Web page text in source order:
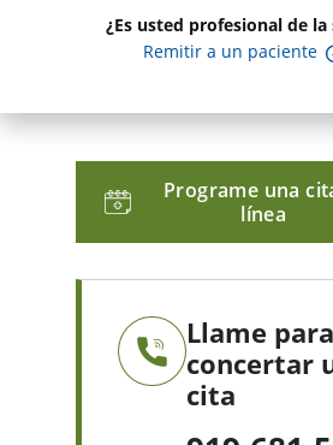
¿Es usted profesional de la
Remitir a un paciente
Programe una
línea
Llame para
concertar
cita